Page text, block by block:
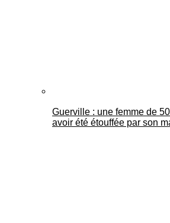
Guerville : une femme de
avoir été étouffée par son